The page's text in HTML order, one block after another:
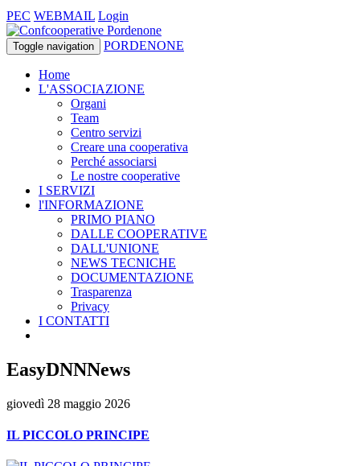
PEC WEBMAIL Login
Toggle navigation PORDENONE
Home
L'ASSOCIAZIONE
Organi
Team
Centro servizi
Creare una cooperativa
Perché associarsi
Le nostre cooperative
I SERVIZI
l'INFORMAZIONE
PRIMO PIANO
DALLE COOPERATIVE
DALL'UNIONE
NEWS TECNICHE
DOCUMENTAZIONE
Trasparenza
Privacy
I CONTATTI
EasyDNNNews
giovedì 28 maggio 2026
IL PICCOLO PRINCIPE